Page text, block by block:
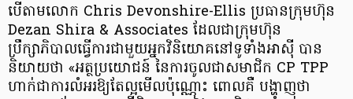
បើតាមលោក Chris Devonshire-Ellis ប្រធានក្រុមហ៊ុន
Dezan Shira & Associates ដែលជាក្រុមហ៊ុន
ប្រឹក្សាភិបាលធ្វើការជាមួយអ្នកវិនិយោគនៅទូទាំងអាស៊ី បាន
និយាយថា «អត្ថប្រយោជន៍ នៃការចូលជាសមាជិក CP TPP
ហាក់ជាការលំអរឱ្យតែល្អមើលប៉ុណ្ណោះ ពោលគឺ បង្ហាញថា